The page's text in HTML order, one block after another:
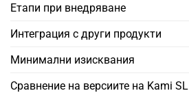
Етапи при внедряване
Интеграция с други продукти
Минимални изисквания
Сравнение на версиите на Kami SL